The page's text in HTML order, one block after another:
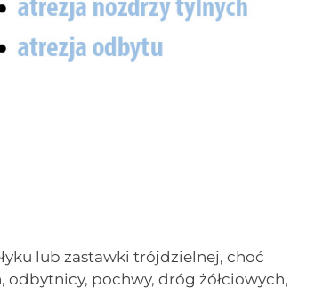
lub zastawki trójdzielnej, choć
pochwy, dróg żółciowych,